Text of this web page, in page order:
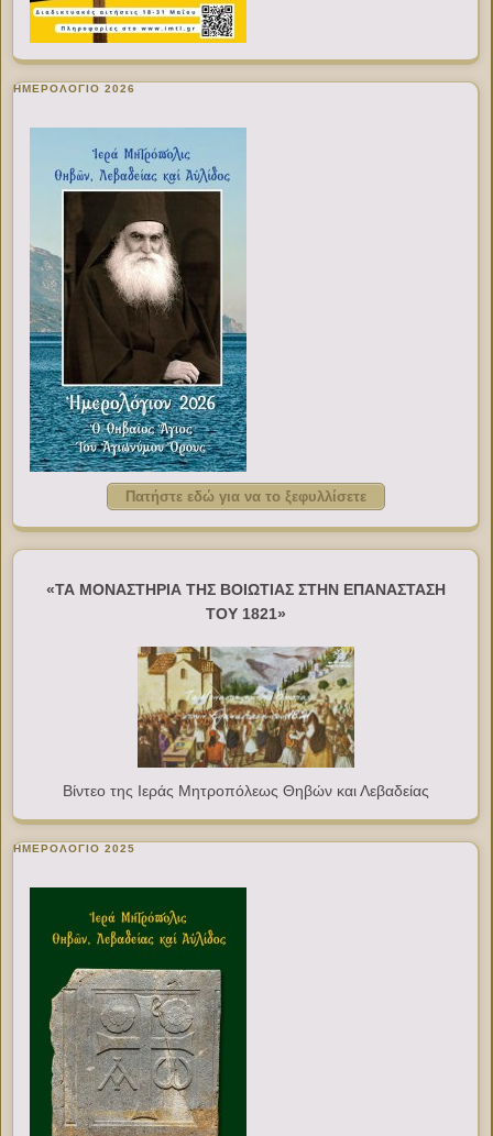
ΗΜΕΡΟΛΟΓΙΟ 2026
Πατήστε εδώ για να το ξεφυλλίσετε
«ΤΑ ΜΟΝΑΣΤΗΡΙΑ ΤΗΣ ΒΟΙΩΤΙΑΣ ΣΤΗΝ ΕΠΑΝΑΣΤΑΣΗ
ΤΟΥ 1821»
Βίντεο της Ιεράς Μητροπόλεως Θηβών και Λεβαδείας
ΗΜΕΡΟΛΟΓΙΟ 2025